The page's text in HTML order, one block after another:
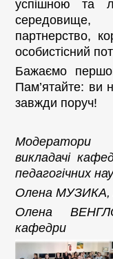
успішною та
середовище,
партнерство,
особистісний
Бажаємо
Пам’ятайте: ви
завжди поруч!
Модератори
викладачі
педагогічних
Олена МУЗИКА,
Олена
кафедри